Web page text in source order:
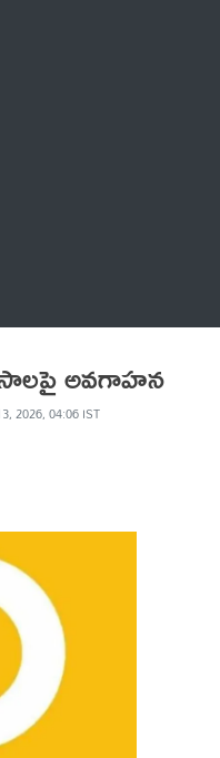
అవగాహన
2026, 04:06 IST